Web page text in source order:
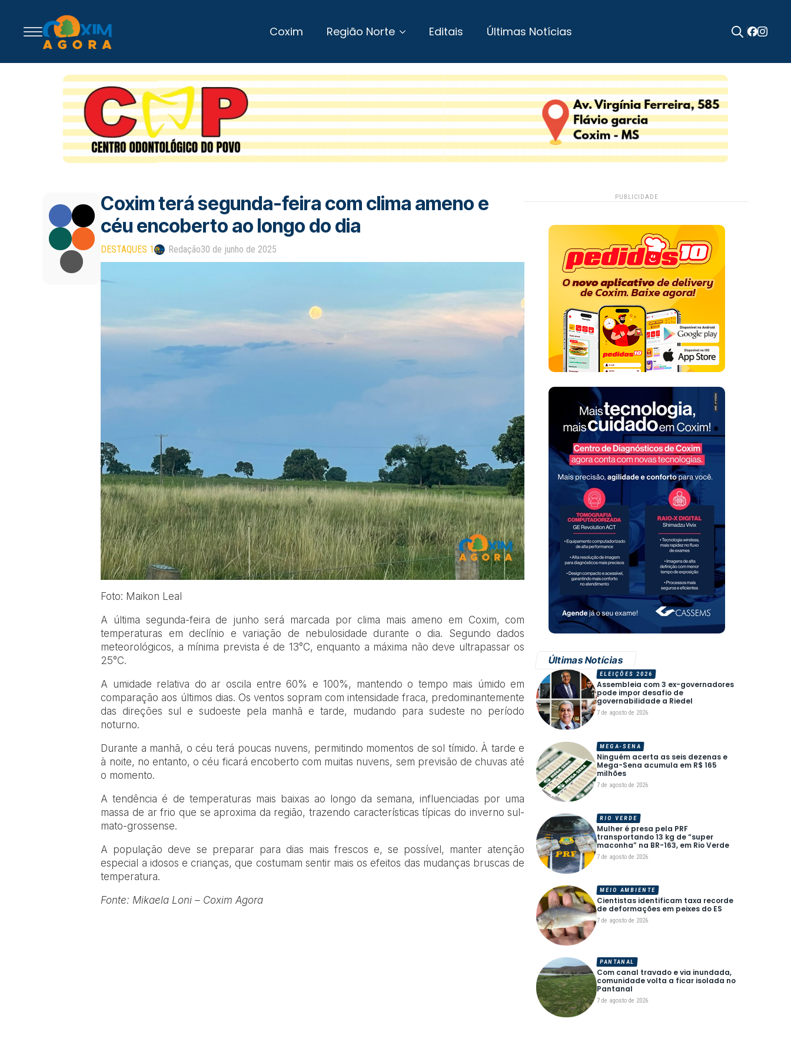
Coxim Região Norte Editais Últimas Notícias
Coxim terá segunda-feira com clima ameno e
céu encoberto ao longo do dia
DESTAQUES 1 Redação30 de junho de 2025
Foto: Maikon Leal
A última segunda-feira de junho será marcada por clima mais ameno em Coxim, com
temperaturas em declínio e variação de nebulosidade durante o dia. Segundo dados
meteorológicos, a mínima prevista é de 13°C, enquanto a máxima não deve ultrapassar os
25°C.
A umidade relativa do ar oscila entre 60% e 100%, mantendo o tempo mais úmido em
comparação aos últimos dias. Os ventos sopram com intensidade fraca, predominantemente
das direções sul e sudoeste pela manhã e tarde, mudando para sudeste no período
noturno.
Durante a manhã, o céu terá poucas nuvens, permitindo momentos de sol tímido. À tarde e
à noite, no entanto, o céu ficará encoberto com muitas nuvens, sem previsão de chuvas até
o momento.
A tendência é de temperaturas mais baixas ao longo da semana, influenciadas por uma
massa de ar frio que se aproxima da região, trazendo características típicas do inverno sul-
mato-grossense.
A população deve se preparar para dias mais frescos e, se possível, manter atenção
especial a idosos e crianças, que costumam sentir mais os efeitos das mudanças bruscas de
temperatura.
Fonte: Mikaela Loni – Coxim Agora
PUBLICIDADE
Últimas Notícias
Assembleia com 3 ex-governadores
pode impor desafio de
governabilidade a Riedel
7 de agosto de 2026
ELEIÇÕES 2026
Ninguém acerta as seis dezenas e
Mega-Sena acumula em R$ 165
milhões
7 de agosto de 2026
MEGA-SENA
Mulher é presa pela PRF
transportando 13 kg de “super
maconha” na BR-163, em Rio Verde
7 de agosto de 2026
RIO VERDE
Cientistas identificam taxa recorde
de deformações em peixes do ES
7 de agosto de 2026
MEIO AMBIENTE
Com canal travado e via inundada,
comunidade volta a ficar isolada no
Pantanal
7 de agosto de 2026
PANTANAL